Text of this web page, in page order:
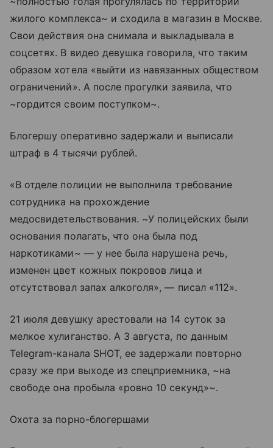
жилого комплекса~ и сходила в магазин в Москве.
Свои действия она снимала и выкладывала в
соцсетях. В видео девушка говорила, что таким
образом хотела «выйти из навязанных обществом
ограничений». А после прогулки заявила, что
~гордится своим поступком~.
Блогершу оперативно задержали и выписали
штраф в 4 тысячи рублей.
«В отделе полиции не выполнила требование
сотрудника на прохождение
медосвидетельствования. ~У полицейских были
основания полагать, что она была под
наркотиками~ — у нее была нарушена речь,
изменен цвет кожных покровов лица и
отсутствовал запах алкоголя», — писал «112».
21 июля девушку арестовали на 14 суток за
мелкое хулиганство. А 3 августа, по данным
Telegram-канала SHOT, ее задержали повторно
сразу же при выходе из спецприемника, ~на
свободе она пробыла «ровно 10 секунд»~.
Охота за порно-блогершами